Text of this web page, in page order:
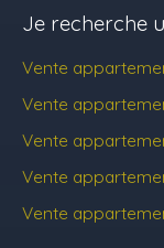
Je recherche
Vente
Vente
Vente
Vente
Vente